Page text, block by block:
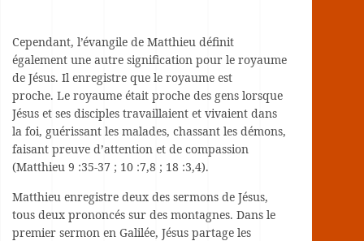
Cependant, l’évangile de Matthieu définit
également une autre signification pour le royaume
de Jésus. Il enregistre que le royaume est
proche. Le royaume était proche des gens lorsque
Jésus et ses disciples travaillaient et vivaient dans
la foi, guérissant les malades, chassant les démons,
faisant preuve d’attention et de compassion
(Matthieu 9 :35-37 ; 10 :7,8 ; 18 :3,4).
Matthieu enregistre deux des sermons de Jésus,
tous deux prononcés sur des montagnes. Dans le
premier sermon en Galilée, Jésus partage les